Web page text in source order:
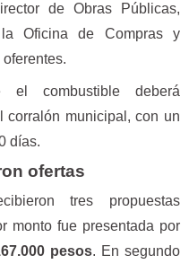
de Obras Públicas,
Oficina de Compras y
el combustible deberá
corralón municipal, con un
días.
ofertas
tres propuestas
monto fue presentada por
pesos. En segundo